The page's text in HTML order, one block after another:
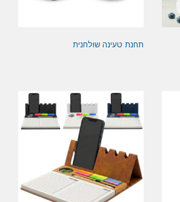
תחנת טעינה שולחנית